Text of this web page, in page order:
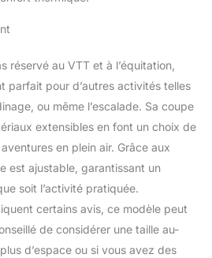
retournez-le. Nous
soutenons
inconditionnellement. Si
pour une raison
quelconque vous n'êtes
de votre achat Terry
réservé au VTT et à l’équitation,
parfait pour d’autres activités telles
ou même l’escalade. Sa coupe
extensibles en font un choix de
en plein air. Grâce aux
est ajustable, garantissant un
soit l’activité pratiquée.
certains avis, ce modèle peut
de considérer une taille au-
d’espace ou si vous avez des